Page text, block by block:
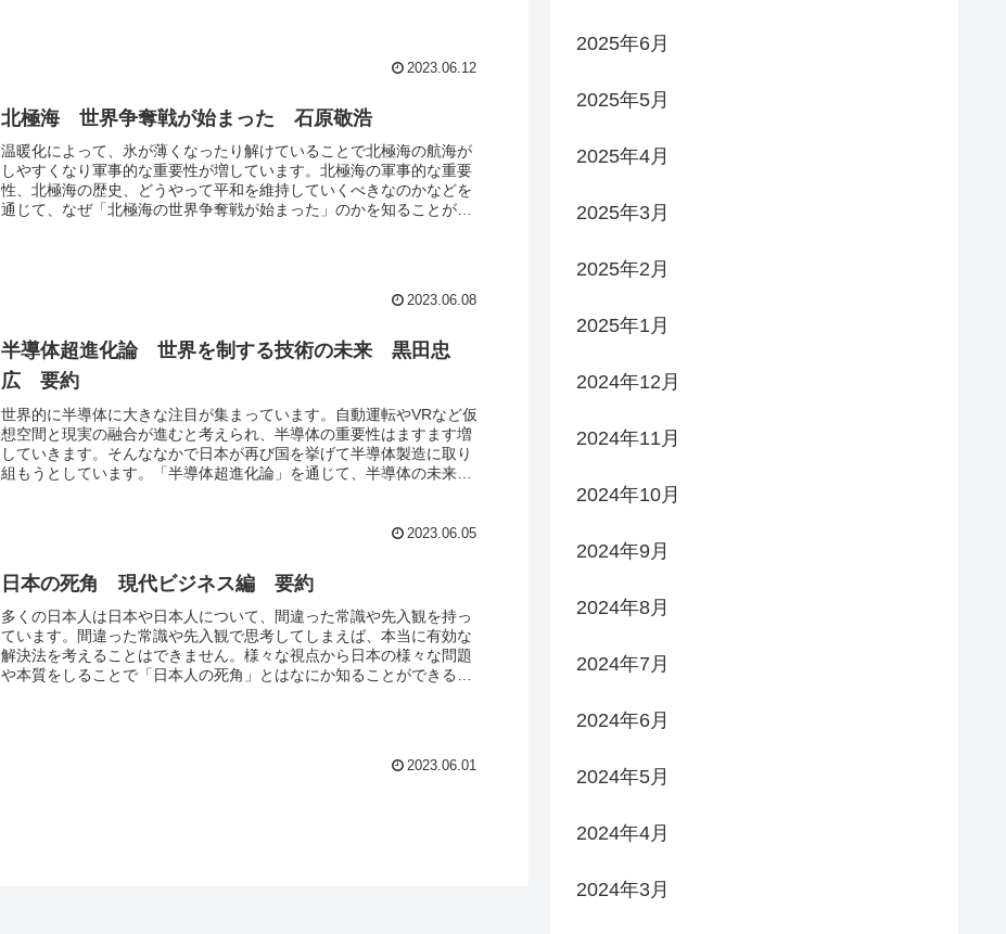
2023.06.12
北極海 世界争奪戦が始まった 石原敬浩
温暖化によって、氷が薄くなったり解けていることで北極海の航海が
しやすくなり軍事的な重要性が増しています。北極海の軍事的な重要
性、北極海の歴史、どうやって平和を維持していくべきなのかなどを
通じて、なぜ「北極海の世界争奪戦が始まった」のかを知ることがで
2023.06.08
半導体超進化論 世界を制する技術の未来 黒田忠
広 要約
世界的に半導体に大きな注目が集まっています。自動運転やVRなど仮
想空間と現実の融合が進むと考えられ、半導体の重要性はますます増
していきます。そんななかで日本が再び国を挙げて半導体製造に取り
組もうとしています。「半導体超進化論」を通じて、半導体の未来や
2023.06.05
日本の死角 現代ビジネス編 要約
多くの日本人は日本や日本人について、間違った常識や先入観を持っ
ています。間違った常識や先入観で思考してしまえば、本当に有効な
解決法を考えることはできません。様々な視点から日本の様々な問題
や本質をしることで「日本人の死角」とはなにか知ることができる本
2023.06.01
2025年6月
2025年5月
2025年4月
2025年3月
2025年2月
2025年1月
2024年12月
2024年11月
2024年10月
2024年9月
2024年8月
2024年7月
2024年6月
2024年5月
2024年4月
2024年3月